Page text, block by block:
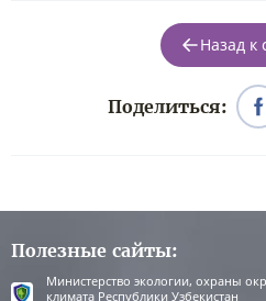
Назад к
Поделиться:
Полезные сайты:
Министерство экологии, охраны
климата Республики Узбекистан